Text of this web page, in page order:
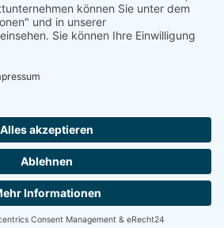
absetzen